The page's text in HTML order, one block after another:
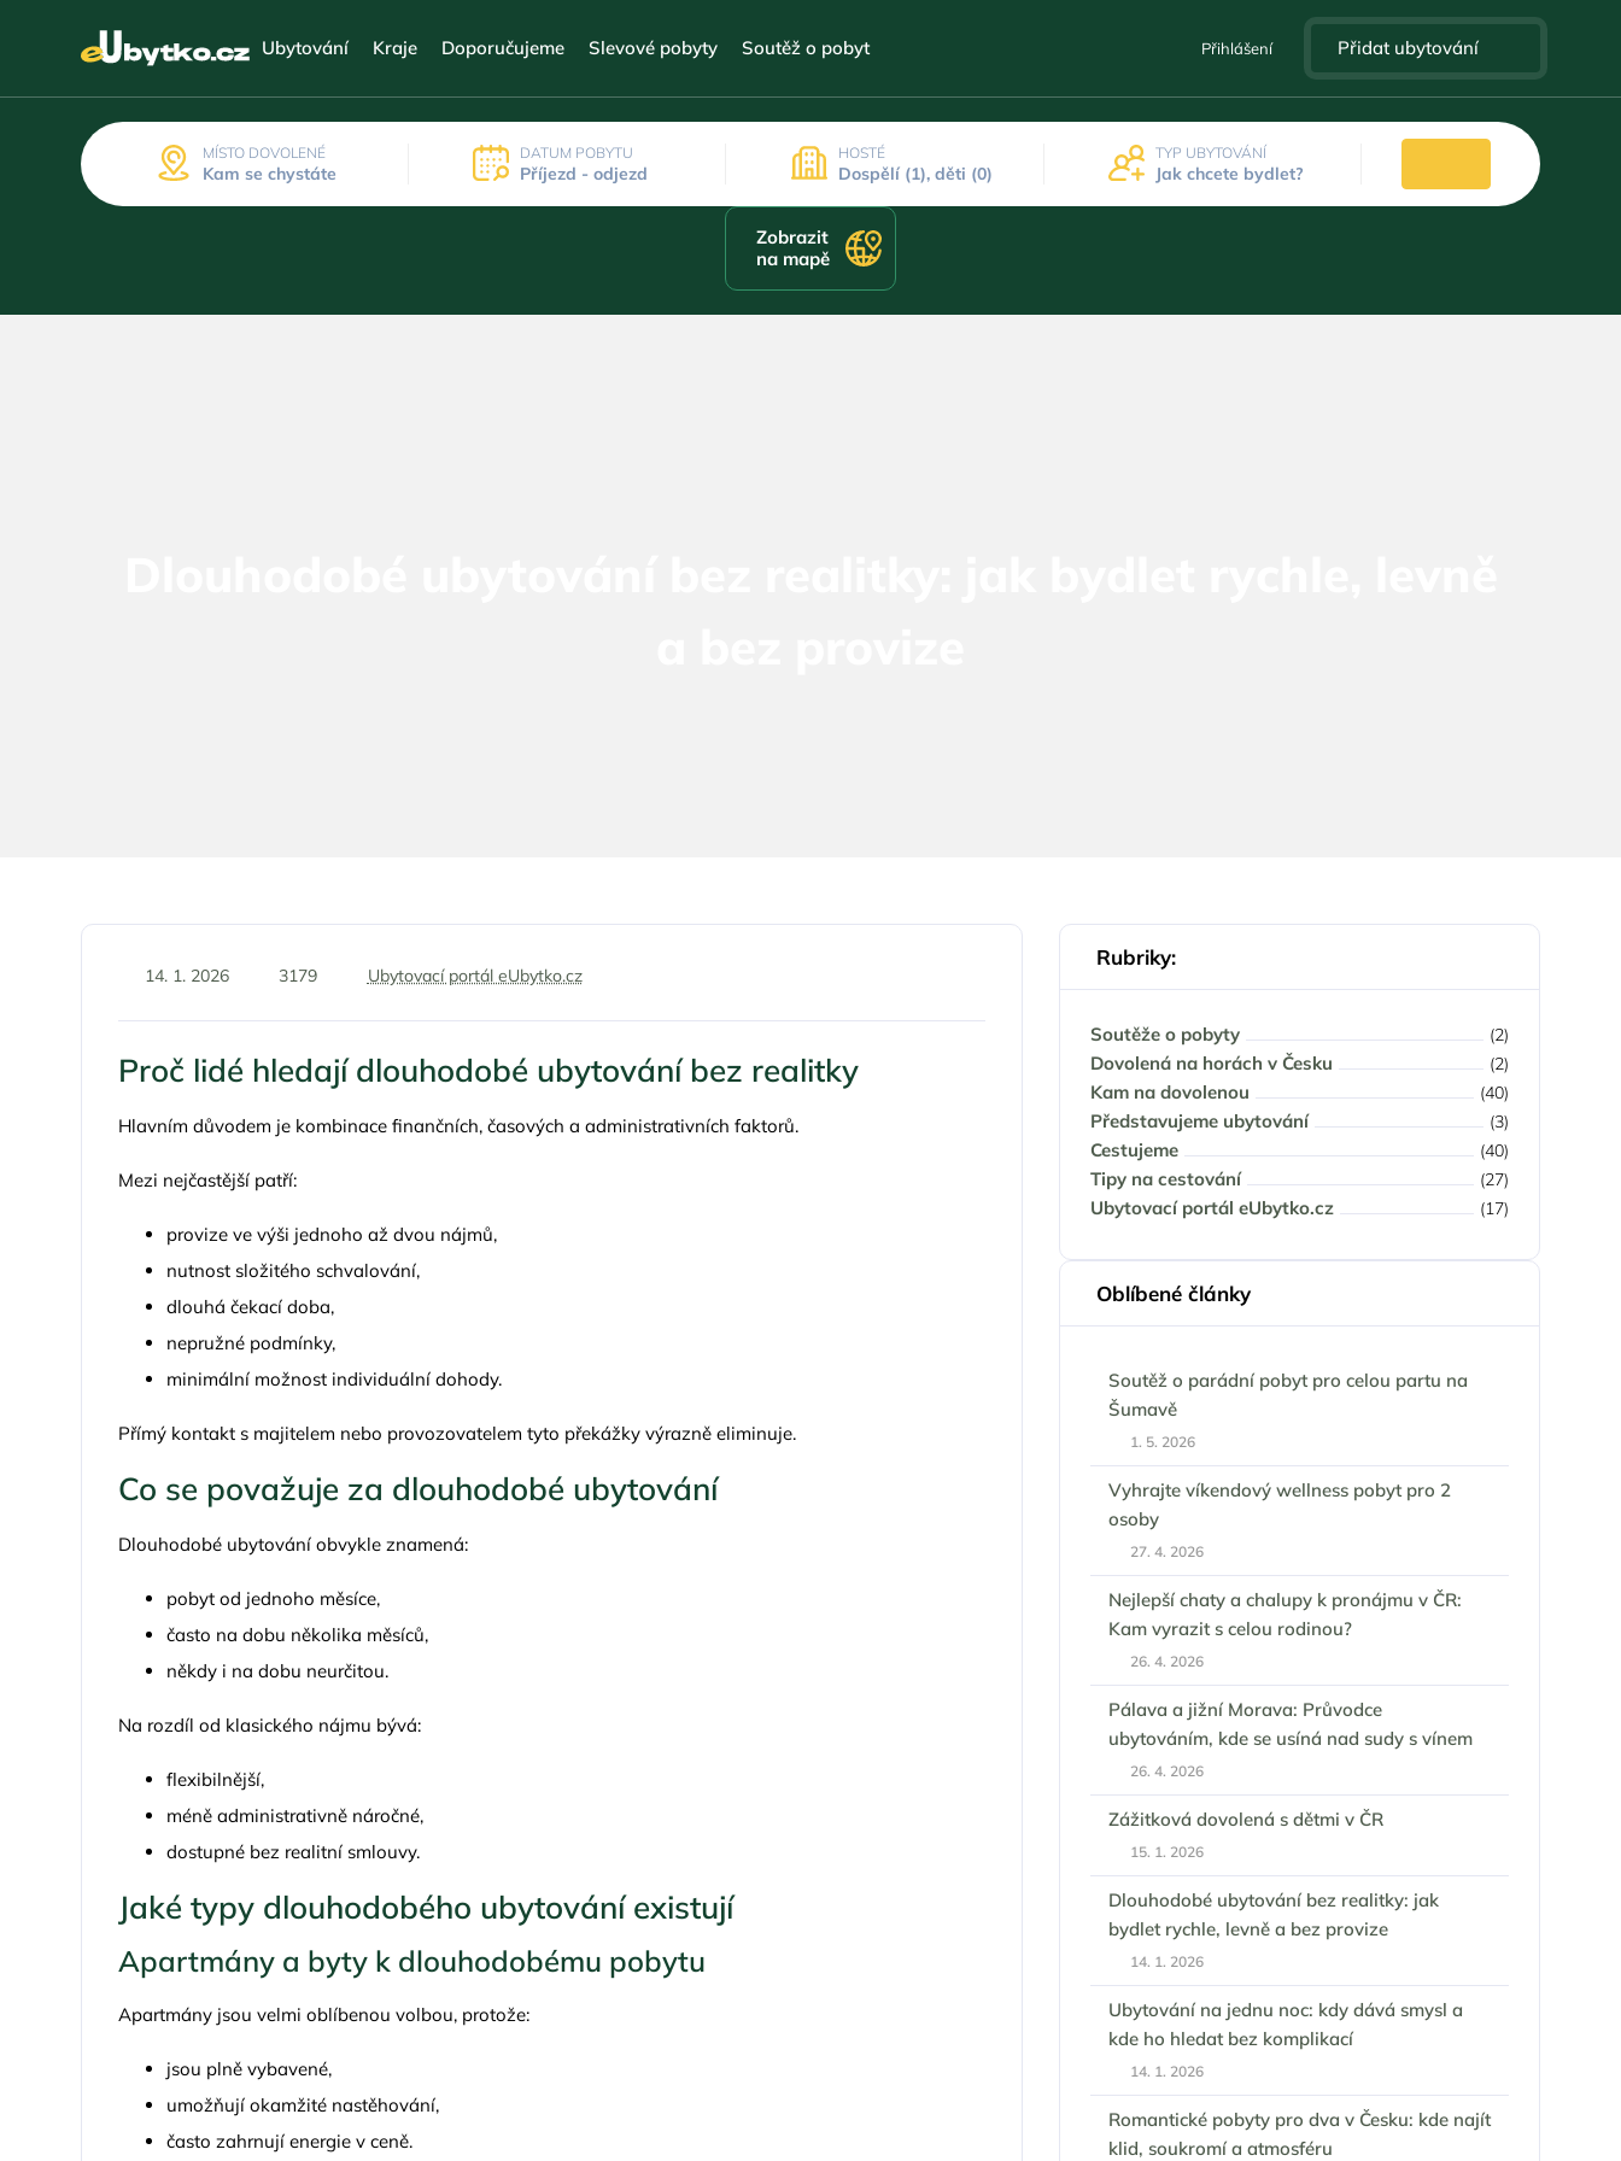
Ubytování Kraje Doporučujeme Slevové pobyty Soutěž o pobyt Přihlášení Přidat ubytování
MÍSTO DOVOLENÉ
Kam se chystáte
DATUM POBYTU
Příjezd - odjezd
HOSTÉ
Dospělí (1), děti (0)
TYP UBYTOVÁNÍ
Jak chcete bydlet?
Zobrazit
na mapě
Rubriky:
Soutěže o pobyty (2)
Dovolená na horách v Česku (2)
Kam na dovolenou (40)
Představujeme ubytování (3)
Cestujeme (40)
Tipy na cestování (27)
Ubytovací portál eUbytko.cz (17)
Oblíbené články
Soutěž o parádní pobyt pro celou partu na
Šumavě
1. 5. 2026
Vyhrajte víkendový wellness pobyt pro 2
osoby
27. 4. 2026
Nejlepší chaty a chalupy k pronájmu v ČR:
Kam vyrazit s celou rodinou?
26. 4. 2026
Pálava a jižní Morava: Průvodce
ubytováním, kde se usíná nad sudy s vínem
26. 4. 2026
Zážitková dovolená s dětmi v ČR
15. 1. 2026
Dlouhodobé ubytování bez realitky: jak
bydlet rychle, levně a bez provize
14. 1. 2026
Ubytování na jednu noc: kdy dává smysl a
kde ho hledat bez komplikací
14. 1. 2026
Romantické pobyty pro dva v Česku: kde najít
klid, soukromí a atmosféru
14. 1. 2026 3179 Ubytovací portál eUbytko.cz
Proč lidé hledají dlouhodobé ubytování bez realitky
Hlavním důvodem je kombinace finančních, časových a administrativních faktorů.
Mezi nejčastější patří:
provize ve výši jednoho až dvou nájmů,
nutnost složitého schvalování,
dlouhá čekací doba,
nepružné podmínky,
minimální možnost individuální dohody.
Přímý kontakt s majitelem nebo provozovatelem tyto překážky výrazně eliminuje.
Co se považuje za dlouhodobé ubytování
Dlouhodobé ubytování obvykle znamená:
pobyt od jednoho měsíce,
často na dobu několika měsíců,
někdy i na dobu neurčitou.
Na rozdíl od klasického nájmu bývá:
flexibilnější,
méně administrativně náročné,
dostupné bez realitní smlouvy.
Jaké typy dlouhodobého ubytování existují
Apartmány a byty k dlouhodobému pobytu
Apartmány jsou velmi oblíbenou volbou, protože:
jsou plně vybavené,
umožňují okamžité nastěhování,
často zahrnují energie v ceně.